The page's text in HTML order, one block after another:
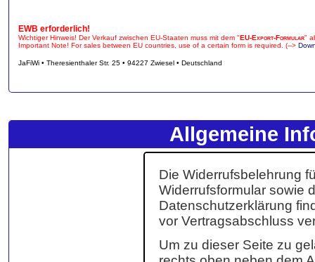
EWB erforderlich!
Wichtiger Hinweis! Der Verkauf zwischen EU-Staaten muss mit dem "EU-Export-Formular"
Important Note! For sales between EU countries, use of a certain form is required. (-->
JaFiWi • Theresienthaler Str. 25 • 94227 Zwiesel • Deutschland
Allgemeine